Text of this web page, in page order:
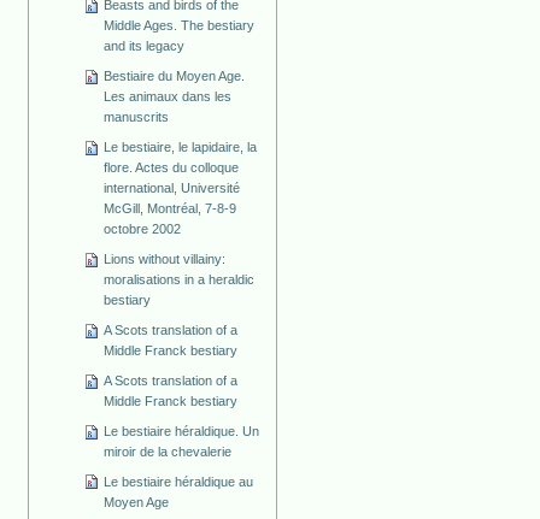
Beasts and birds of the
Middle Ages. The bestiary
and its legacy
Bestiaire du Moyen Age.
Les animaux dans les
manuscrits
Le bestiaire, le lapidaire, la
flore. Actes du colloque
international, Université
McGill, Montréal, 7-8-9
octobre 2002
Lions without villainy:
moralisations in a heraldic
bestiary
A Scots translation of a
Middle Franck bestiary
A Scots translation of a
Middle Franck bestiary
Le bestiaire héraldique. Un
miroir de la chevalerie
Le bestiaire héraldique au
Moyen Age